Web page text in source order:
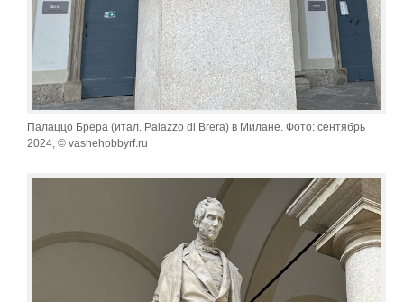
Палаццо Брера (итал. Palazzo di Brera) в Милане. Фото: сентябрь
2024, © vashehobbyrf.ru